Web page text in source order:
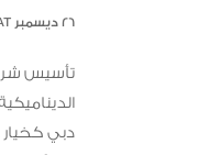
٢٦ ديسمبر POSTED AT
دبي كخيار